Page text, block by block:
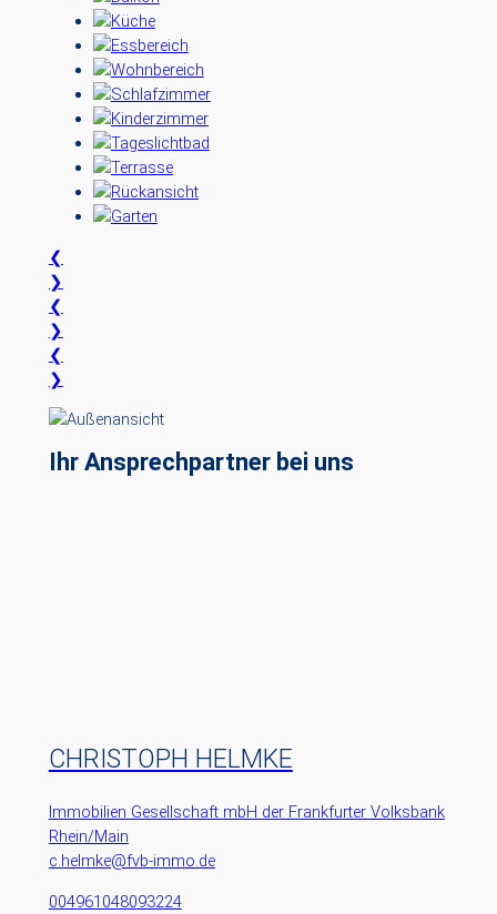
❮
❯
❮
❯
❮
❯
Ihr Ansprechpartner bei uns
CHRISTOPH HELMKE
Immobilien Gesellschaft mbH der Frankfurter Volksbank
Rhein/Main
c.helmke@fvb-immo.de
004961048093224